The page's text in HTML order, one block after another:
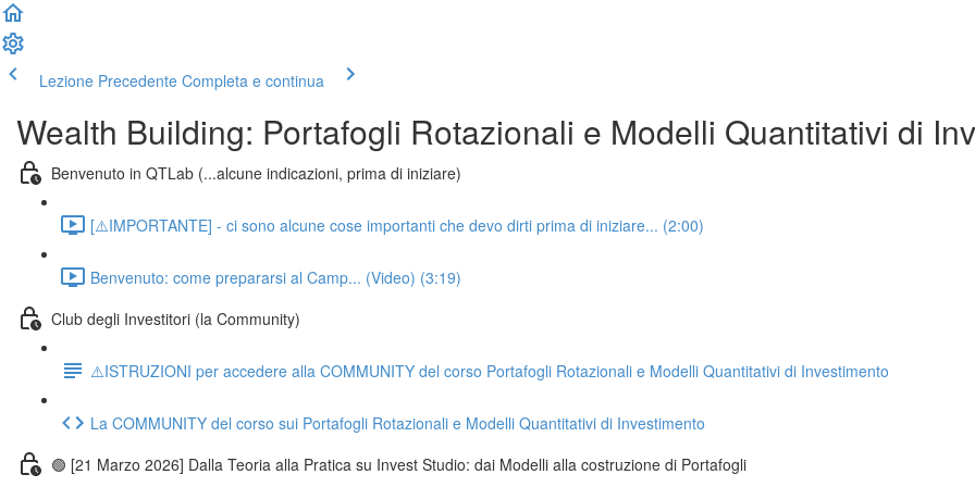
Lezione Precedente Completa e continua
Wealth Building: Portafogli Rotazionali e Modelli Quantitativi di
Benvenuto in QTLab (...alcune indicazioni, prima di iniziare)
[⚠️IMPORTANTE] - ci sono alcune cose importanti che devo dirti prima di iniziare... (2:00)
Benvenuto: come prepararsi al Camp... (Video) (3:19)
Club degli Investitori (la Community)
⚠️ISTRUZIONI per accedere alla COMMUNITY del corso Portafogli Rotazionali e Modelli Quantitativi di Investimento
La COMMUNITY del corso sui Portafogli Rotazionali e Modelli Quantitativi di Investimento
🟢 [21 Marzo 2026] Dalla Teoria alla Pratica su Invest Studio: dai Modelli alla costruzione di Portafogli